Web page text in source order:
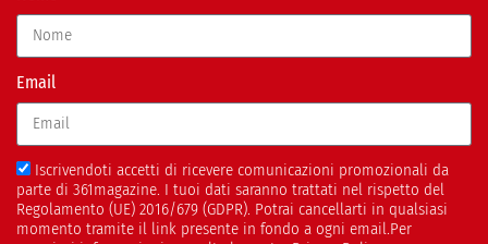
Email
Iscrivendoti accetti di ricevere comunicazioni promozionali da
parte di 361magazine. I tuoi dati saranno trattati nel rispetto del
Regolamento (UE) 2016/679 (GDPR). Potrai cancellarti in qualsiasi
momento tramite il link presente in fondo a ogni email.Per